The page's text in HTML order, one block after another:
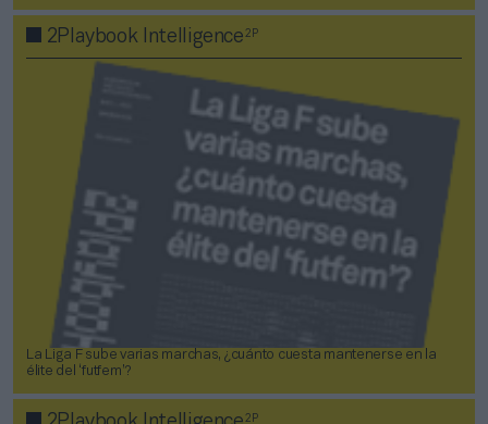
2Playbook Intelligence2P
La Liga F sube varias marchas, ¿cuánto cuesta mantenerse en la
élite del ‘futfem’?
2P